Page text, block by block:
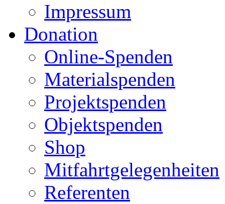
Impressum
Donation
Online-Spenden
Materialspenden
Projektspenden
Objektspenden
Shop
Mitfahrtgelegenheiten
Referenten